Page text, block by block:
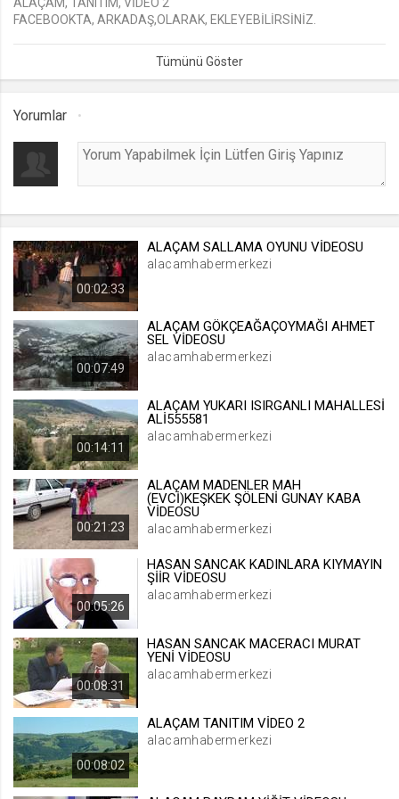
lang
webtvs
Oturum doğrulama verisi
1 ay
.web.tv
Site içeriği önerme
İsimsiz ziyaretçi için site içeriği
beğenme
1 ay
voteDislike*
.web.tv
beğenmeme
1 ay
FACEBOOKTA, ARKADAŞ,OLARAK, EKLEYEBİLİRSİNİZ.
Yorumlar
00:02:33
ALAÇAM SALLAMA OYUNU VİDEOSU
alacamhabermerkezi
00:07:49
ALAÇAM GÖKÇEAĞAÇOYMAĞI AHMET
SEL VİDEOSU
alacamhabermerkezi
00:14:11
ALAÇAM YUKARI ISIRGANLI MAHALLESİ
ALİ555581
alacamhabermerkezi
00:21:23
ALAÇAM MADENLER MAH
(EVCİ)KEŞKEK ŞÖLENİ GUNAY KABA
VİDEOSU
alacamhabermerkezi
00:05:26
HASAN SANCAK KADINLARA KIYMAYIN
ŞİİR VİDEOSU
alacamhabermerkezi
00:08:31
HASAN SANCAK MACERACI MURAT
YENİ VİDEOSU
alacamhabermerkezi
00:08:02
ALAÇAM TANITIM VİDEO 2
alacamhabermerkezi